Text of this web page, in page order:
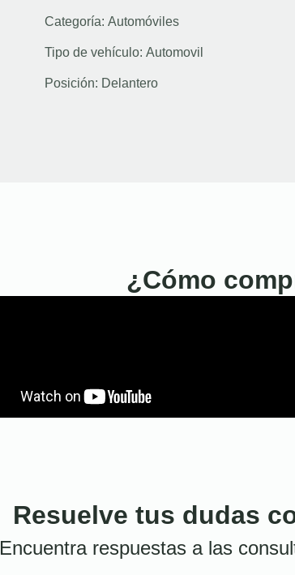
Categoría: Automóviles
Tipo de vehículo: Automovil
Posición: Delantero
¿Cómo
Resuelve tus dudas
Encuentra respuestas a las